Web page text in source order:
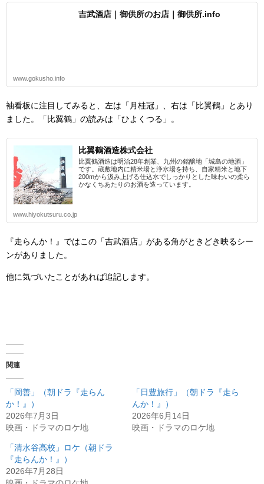
吉武酒店｜御供所のお店｜御供所.info
www.gokusho.info
袖看板に注目してみると、左は「月桂冠」、右は「比翼鶴」とあり
ました。「比翼鶴」の読みは「ひよくつる」。
比翼鶴酒造株式会社
比翼鶴酒造は明治28年創業、九州の銘醸地「城島の地酒」
です。蔵敷地内に精米場と浄水場を持ち、自家精米と地下
200mから汲み上げる仕込水でしっかりとした味わいの柔ら
かなくちあたりのお酒を造っています。
www.hiyokutsuru.co.jp
『走らんか！』ではこの「吉武酒店」がある角がときどき映るシー
ンがありました。
他に気づいたことがあれば追記します。
関連
「岡善」（朝ドラ『走らん
か！』）
2026年7月3日
映画・ドラマのロケ地
「日豊旅行」（朝ドラ『走ら
んか！』）
2026年6月14日
映画・ドラマのロケ地
「清水谷高校」ロケ（朝ドラ
『走らんか！』）
2026年7月28日